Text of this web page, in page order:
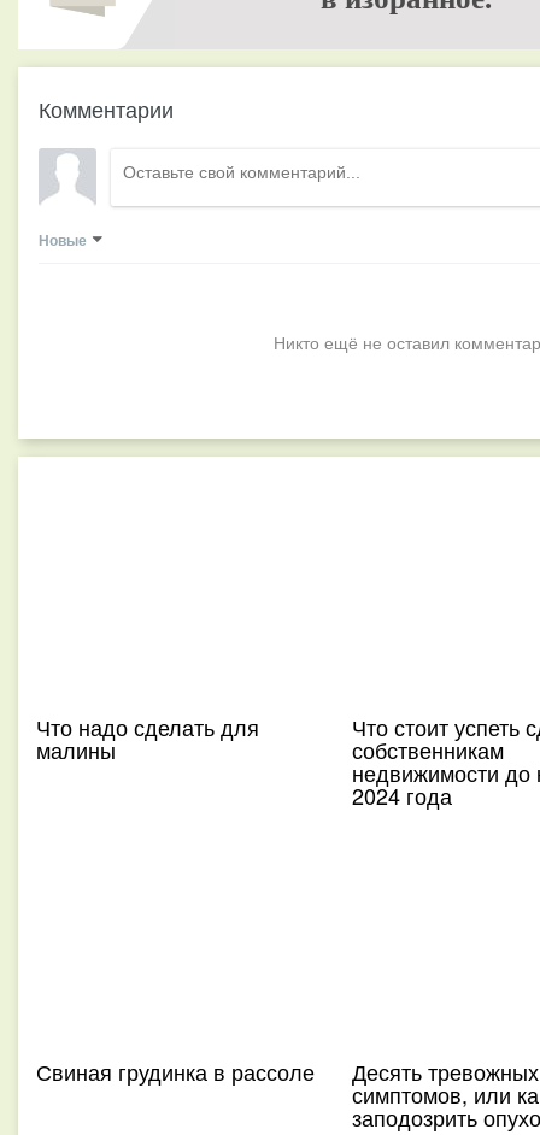
Комментарии
Новые
Никто ещё не оставил
Что надо сделать для
малины
Что стоит успеть
собственникам
недвижимости до
2024 года
Свиная грудинка в рассоле Десять тревожных
симптомов, или
заподозрить